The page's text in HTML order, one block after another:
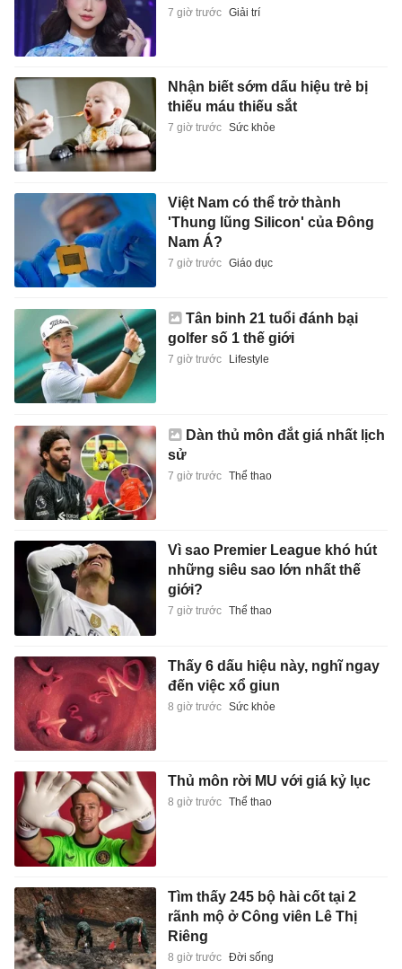
7 giờ trước Giải trí
Nhận biết sớm dấu hiệu trẻ bị
thiếu máu thiếu sắt
7 giờ trước Sức khỏe
Việt Nam có thể trở thành
'Thung lũng Silicon' của Đông
Nam Á?
7 giờ trước Giáo dục
Tân binh 21 tuổi đánh bại
golfer số 1 thế giới
7 giờ trước Lifestyle
Dàn thủ môn đắt giá nhất lịch
sử
7 giờ trước Thể thao
Vì sao Premier League khó hút
những siêu sao lớn nhất thế
giới?
7 giờ trước Thể thao
Thấy 6 dấu hiệu này, nghĩ ngay
đến việc xổ giun
8 giờ trước Sức khỏe
Thủ môn rời MU với giá kỷ lục
8 giờ trước Thể thao
Tìm thấy 245 bộ hài cốt tại 2
rãnh mộ ở Công viên Lê Thị
Riêng
8 giờ trước Đời sống